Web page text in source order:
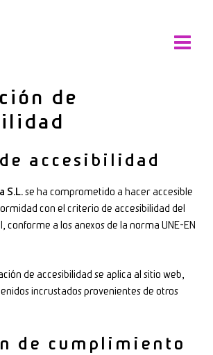
Menu
de
accesibilidad
S.L.se ha comprometido a hacer accesible
con el criterio de accesibilidad del
conforme a los anexos de la norma UNE-EN
de accesibilidad se aplica al sitio web,
incrustados provenientes de otros
de cumplimiento